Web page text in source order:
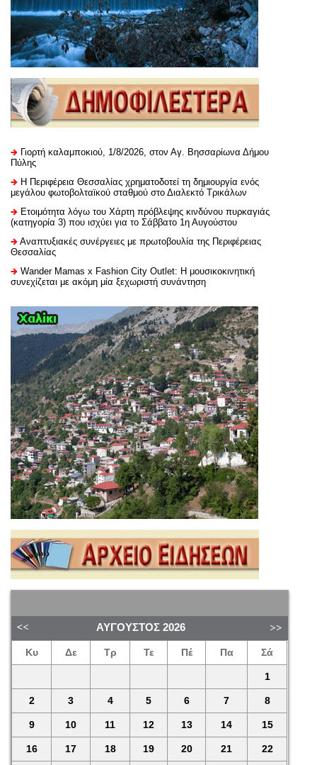
Γιορτή καλαμποκιού, 1/8/2026, στον Αγ. Βησσαρίωνα Δήμου
Πύλης
H Περιφέρεια Θεσσαλίας χρηματοδοτεί τη δημιουργία ενός
μεγάλου φωτοβολταϊκού σταθμού στο Διαλεκτό Τρικάλων
Ετοιμότητα λόγω του Χάρτη πρόβλεψης κινδύνου πυρκαγιάς
(κατηγορία 3) που ισχύει για το Σάββατο 1η Αυγούστου
Αναπτυξιακές συνέργειες με πρωτοβουλία της Περιφέρειας
Θεσσαλίας
Wander Mamas x Fashion City Outlet: Η μουσικοκινητική
συνεχίζεται με ακόμη μία ξεχωριστή συνάντηση
ΑΎΓΟΥΣΤΟΣ 2026
Κυ Δε Τρ Τε Πέ Πα Σά
1
2 3 4 5 6 7 8
9 10 11 12 13 14 15
16 17 18 19 20 21 22